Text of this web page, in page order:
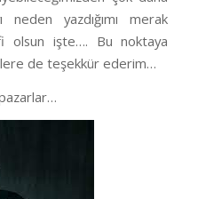
yazdığımı merak
olsun işte…. Bu noktaya
de teşekkür ederim…
pazarlar…